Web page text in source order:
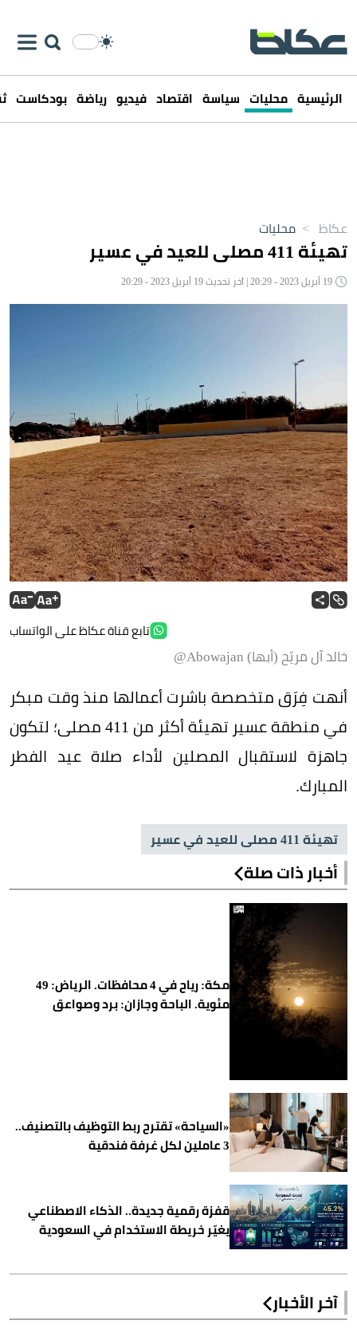
الرئيسية محليات سياسة اقتصاد فيديو رياضة بودكاست
عكاظ > محليات
تهيئة 411 مصلى للعيد في عسير
تابع قناة عكاظ على الواتساب
خالد آل مريّح (أبها) Abowajan@
أنهت فِرَق متخصصة باشرت أعمالها منذ وقت مبكر
في منطقة عسير تهيئة أكثر من 411 مصلى؛ لتكون
جاهزة لاستقبال المصلين لأداء صلاة عيد الفطر
المبارك.
تهيئة 411 مصلى للعيد في عسير
أخبار ذات صلة
مكة: رياح في 4 محافظات. الرياض: 49
مئوية. الباحة وجازان: برد وصواعق
«السياحة» تقترح ربط التوظيف بالتصنيف..
3 عاملين لكل غرفة فندقية
قفزة رقمية جديدة.. الذكاء الاصطناعي
يغيّر خريطة الاستخدام في السعودية
آخر الأخبار